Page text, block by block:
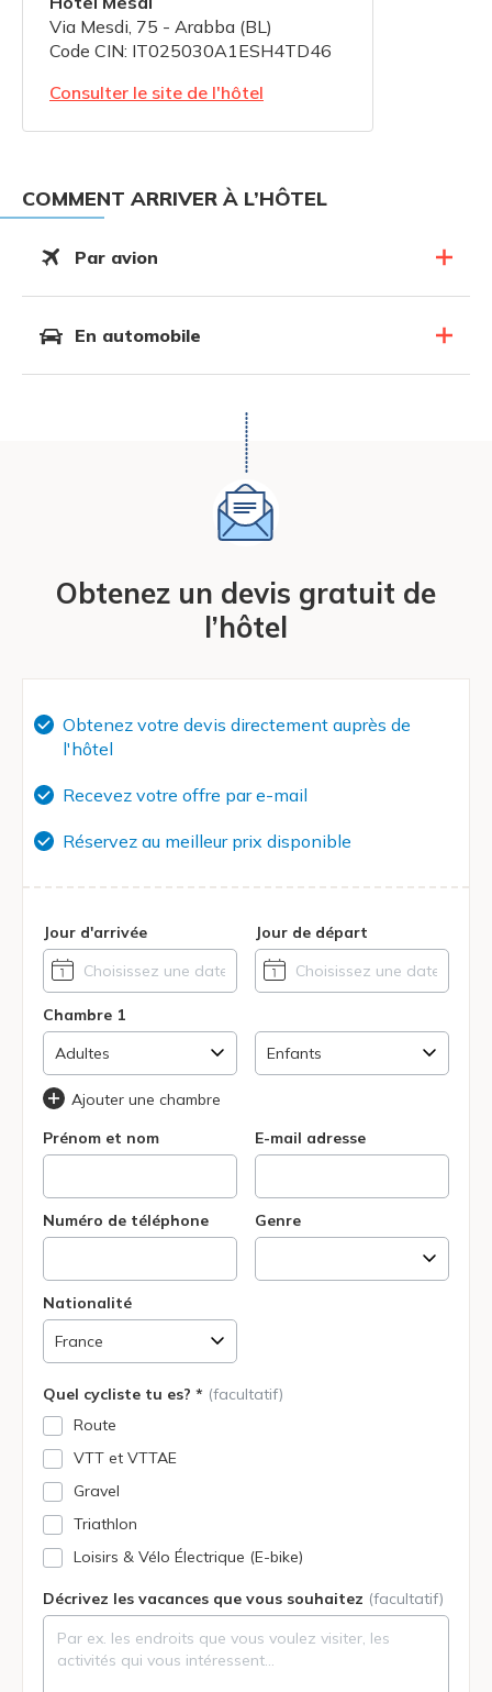
Via Mesdi, 75 - Arabba (BL)
Code CIN: IT025030A1ESH4TD46
Consulter le site de l'hôtel
COMMENT ARRIVER À L’HÔTEL
Par avion
En automobile
Obtenez un devis gratuit de
l’hôtel
Obtenez votre devis directement auprès de
l'hôtel
Recevez votre offre par e-mail
Réservez au meilleur prix disponible
Jour d'arrivée Jour de départ
Chambre 1
Ajouter une chambre
Prénom et nom
E-mail adresse
Numéro de téléphone Genre
Nationalité
Quel cycliste tu es? * (facultatif)
Route
VTT et VTTAE
Gravel
Triathlon
Loisirs & Vélo Électrique (E-bike)
Décrivez les vacances que vous souhaitez (facultatif)